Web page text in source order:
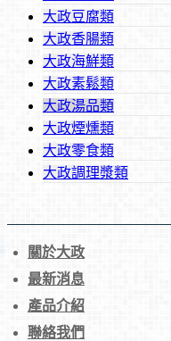
大政豆腐類
大政香腸類
大政海鮮類
大政素鬆類
大政湯品類
大政煙燻類
大政零食類
大政調理漿類
關於大政
最新消息
產品介紹
聯絡我們